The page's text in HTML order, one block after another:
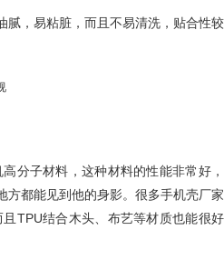
腻，易粘脏，而且不易清洗，贴合性较
分子材料，这种材料的性能非常好，
方都能见到他的身影。很多手机壳厂家
TPU结合木头、布艺等材质也能很好